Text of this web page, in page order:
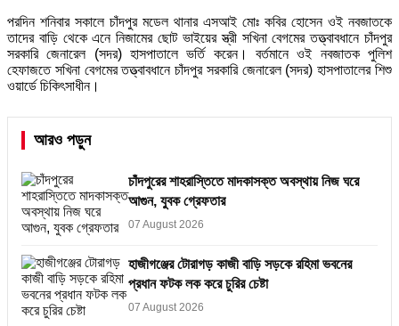
পরদিন শনিবার সকালে চাঁদপুর মডেল থানার এসআই মোঃ কবির হোসেন ওই নবজাতকে
তাদের বাড়ি থেকে এনে নিজামের ছোট ভাইয়ের স্ত্রী সখিনা বেগমের তত্ত্বাবধানে চাঁদপুর
সরকারি জেনারেল (সদর) হাসপাতালে ভর্তি করেন। বর্তমানে ওই নবজাতক পুলিশ
হেফাজতে সখিনা বেগমের তত্ত্বাবধানে চাঁদপুর সরকারি জেনারেল (সদর) হাসপাতালের শিশু
ওয়ার্ডে চিকিৎসাধীন।
আরও পড়ুন
চাঁদপুরের শাহরাস্তিতে মাদকাসক্ত অবস্থায় নিজ ঘরে
আগুন, যুবক গ্রেফতার
07 August 2026
হাজীগঞ্জের টোরাগড় কাজী বাড়ি সড়কে রহিমা ভবনের
প্রধান ফটক লক করে চুরির চেষ্টা
07 August 2026